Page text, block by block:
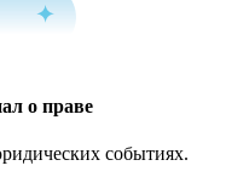
о праве
событиях.